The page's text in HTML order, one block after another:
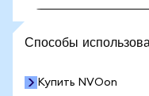
Способы
Купить NVOon